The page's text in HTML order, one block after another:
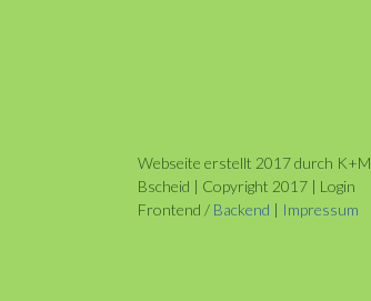
Webseite erstellt 2017 durch K+M
Bscheid | Copyright 2017 | Login
Frontend / Backend | Impressum